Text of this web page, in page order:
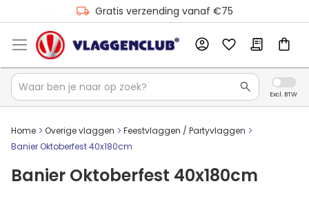
Gratis verzending vanaf €75
Home Overige vlaggen
Feestvlaggen / Partyvlaggen
Banier Oktoberfest 40x180cm
Banier Oktoberfest 40x180cm